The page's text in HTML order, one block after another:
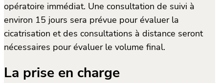
opératoire immédiat. Une consultation de suivi à
environ 15 jours sera prévue pour évaluer la
cicatrisation et des consultations à distance seront
nécessaires pour évaluer le volume final.
La prise en charge